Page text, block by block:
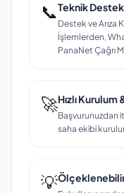
📞Teknik Destek
Destek ve Arıza
İşlemlerden,
PanaNet Çağrı
🚀Hızlı
Başvurunuzdan
saha ekibi
💡